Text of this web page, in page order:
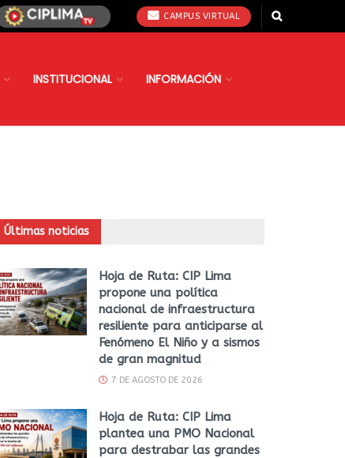
CAMPUS VIRTUAL
INSTITUCIONAL INFORMACIÓN
Últimas noticias
Hoja de Ruta: CIP Lima
propone una política
nacional de infraestructura
resiliente para anticiparse al
Fenómeno El Niño y a sismos
de gran magnitud
7 DE AGOSTO DE 2026
Hoja de Ruta: CIP Lima
plantea una PMO Nacional
para destrabar las grandes